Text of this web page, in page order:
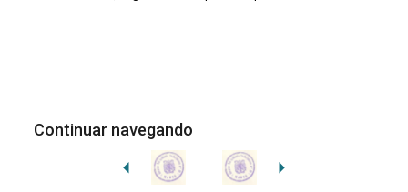
Continuar navegando